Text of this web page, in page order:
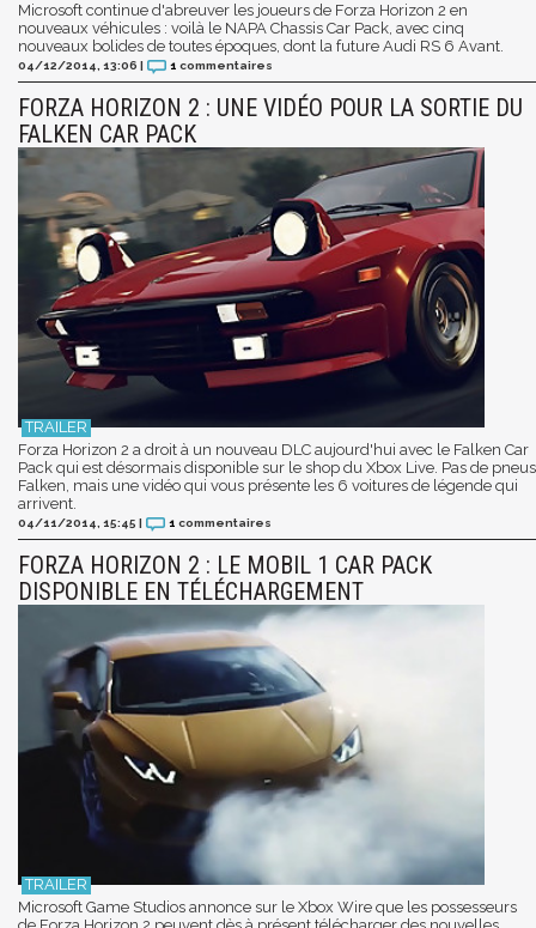
Microsoft continue d'abreuver les joueurs de Forza Horizon 2 en
nouveaux véhicules : voilà le NAPA Chassis Car Pack, avec cinq
nouveaux bolides de toutes époques, dont la future Audi RS 6 Avant.
04/12/2014, 13:06 | 1 commentaires
FORZA HORIZON 2 : UNE VIDÉO POUR LA SORTIE DU
FALKEN CAR PACK
Forza Horizon 2 a droit à un nouveau DLC aujourd'hui avec le Falken Car
Pack qui est désormais disponible sur le shop du Xbox Live. Pas de pneus
Falken, mais une vidéo qui vous présente les 6 voitures de légende qui
arrivent.
04/11/2014, 15:45 | 1 commentaires
FORZA HORIZON 2 : LE MOBIL 1 CAR PACK
DISPONIBLE EN TÉLÉCHARGEMENT
Microsoft Game Studios annonce sur le Xbox Wire que les possesseurs